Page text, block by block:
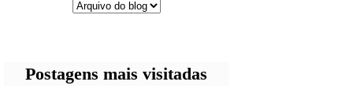
Postagens mais visitadas